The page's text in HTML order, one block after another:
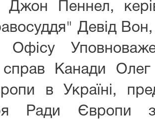
Джон Пеннел,
Девід
Офісу
справ Канади
в Україні,
Ради Європи з